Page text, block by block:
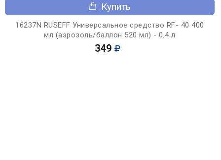
Купить
16237N RUSEFF Универсальное средство RF- 40 400
мл (аэрозоль/баллон 520 мл) - 0,4 л
349